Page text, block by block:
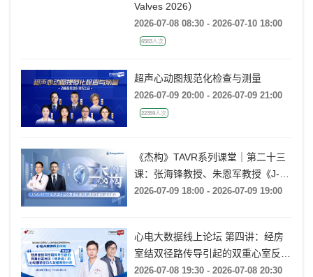
Valves 2026）
2026-07-08 08:30 - 2026-07-10 18:00
6563人次
超声心动图规范化检查与测量
2026-07-09 20:00 - 2026-07-09 21:00
22359人次
《杰构》TAVR系列课堂｜第二十三
课：张海锋教授、朱恩军教授《J-
VALVE TF 治疗超大左心室流出道
2026-07-09 18:00 - 2026-07-09 19:00
心电大数据线上论坛 第四讲：经房
室结双径路传导引起的双重心室反应
(非折返)的心电图特征及大数据案例
2026-07-08 19:30 - 2026-07-08 20:30